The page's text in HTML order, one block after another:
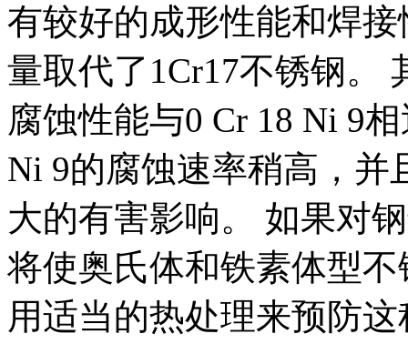
有较好的成形性能和焊
量取代了1Cr17不锈钢。
腐蚀性能与0 Cr 18 Ni 9
Ni 9的腐蚀速率稍高，并
大的有害影响。 如果对
将使奥氏体和铁素体型
用适当的热处理来预防